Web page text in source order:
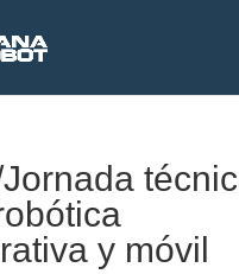
y móvil